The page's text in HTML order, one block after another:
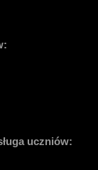
uczniów: